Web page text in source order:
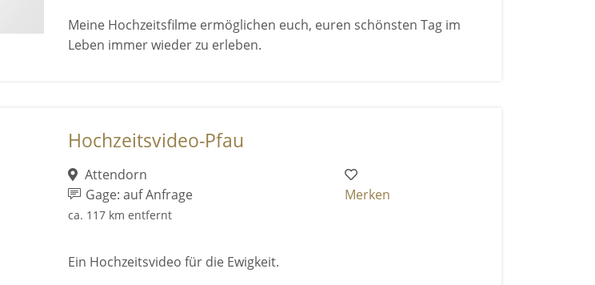
Meine Hochzeitsfilme ermöglichen euch, euren schönsten Tag im
Leben immer wieder zu erleben.
Hochzeitsvideo-Pfau
Attendorn
Gage: auf Anfrage
ca. 117 km entfernt
Merken
Ein Hochzeitsvideo für die Ewigkeit.